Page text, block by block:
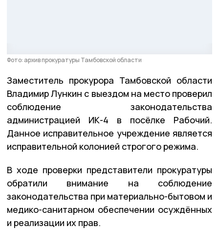
Фото: архив прокуратуры Тамбовской области
Заместитель прокурора Тамбовской области
Владимир Лункин с выездом на место проверил
соблюдение законодательства
администрацией ИК-4 в посёлке Рабочий.
Данное исправительное учреждение является
исправительной колонией строгого режима.
В ходе проверки представители прокуратуры
обратили внимание на соблюдение
законодательства при материально-бытовом и
медико-санитарном обеспечении осуждённых
и реализации их прав.